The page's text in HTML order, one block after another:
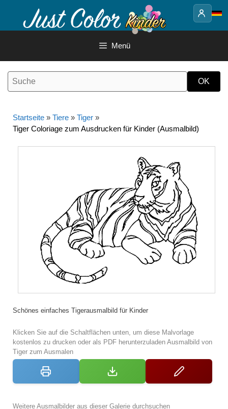
Inhalt
Menü
Startseite » Tiere » Tiger »
Tiger Coloriage zum Ausdrucken für Kinder (Ausmalbild)
Schönes einfaches Tigerausmalbild für Kinder
Klicken Sie auf die Schaltflächen unten, um diese Malvorlage
kostenlos zu drucken oder als PDF herunterzuladen Ausmalbild von
Tiger zum Ausmalen
Weitere Ausmalbilder aus dieser Galerie durchsuchen